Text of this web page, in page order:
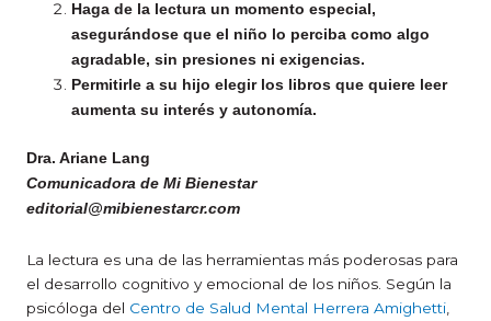
Haga de la lectura un momento especial,
asegurándose que el niño lo perciba como algo
agradable, sin presiones ni exigencias.
Permitirle a su hijo elegir los libros que quiere leer
aumenta su interés y autonomía.
Dra. Ariane Lang
Comunicadora de Mi Bienestar
editorial@mibienestarcr.com
La lectura es una de las herramientas más poderosas para
el desarrollo cognitivo y emocional de los niños. Según la
psicóloga del Centro de Salud Mental Herrera Amighetti